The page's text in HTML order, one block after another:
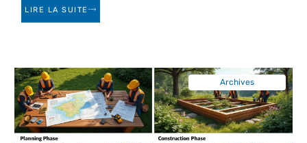
LIRE LA SUITE
Archives